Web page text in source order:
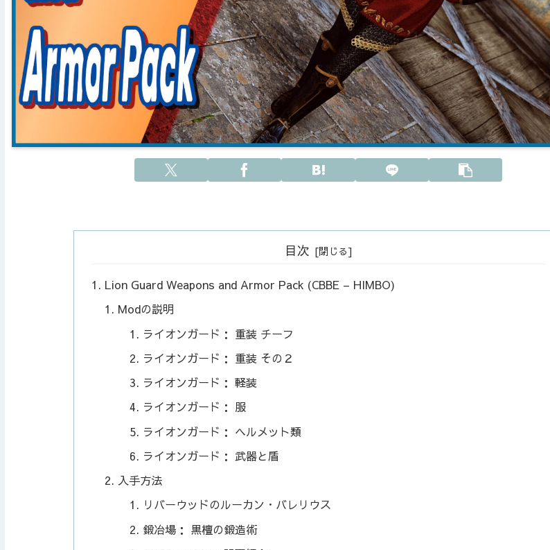
目次
Lion Guard Weapons and Armor Pack (CBBE – HIMBO)
Modの説明
ライオンガード： 重装 チーフ
ライオンガード： 重装 その２
ライオンガード： 軽装
ライオンガード： 服
ライオンガード： ヘルメット類
ライオンガード： 武器と盾
入手方法
リバーウッドのルーカン・バレリウス
鍛冶場： 黒檀の鍛造術